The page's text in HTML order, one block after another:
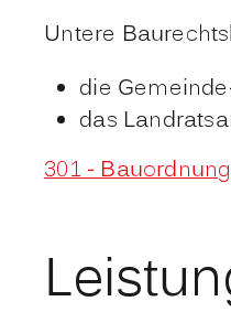
Untere
die
das
301 -